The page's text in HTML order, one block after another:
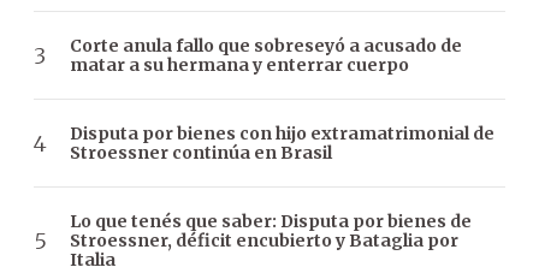
Corte anula fallo que sobreseyó a acusado de
matar a su hermana y enterrar cuerpo
Disputa por bienes con hijo extramatrimonial de
Stroessner continúa en Brasil
Lo que tenés que saber: Disputa por bienes de
Stroessner, déficit encubierto y Bataglia por
Italia